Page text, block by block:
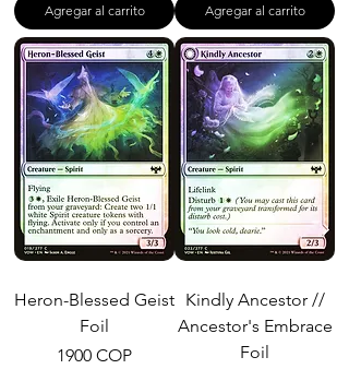
Agregar al carrito Agregar al carrito
Heron-Blessed Geist
Foil
Precio
1900 COP
Kindly Ancestor //
Ancestor's Embrace
Foil